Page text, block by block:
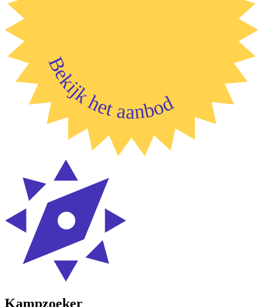
Bekijk het aanbod
Kampzoeker